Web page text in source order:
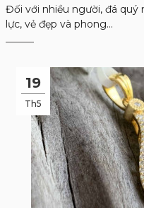
Đối với nhiều người, đá
lực, vẻ đẹp và phong...
19
Th5